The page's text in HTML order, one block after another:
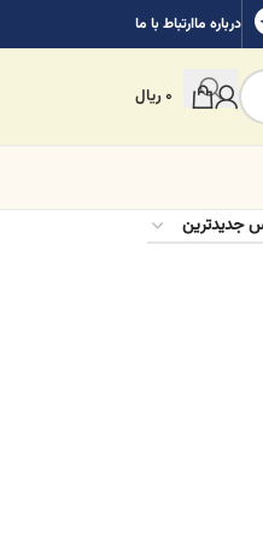
درباره ماارتباط با ما
0ریال